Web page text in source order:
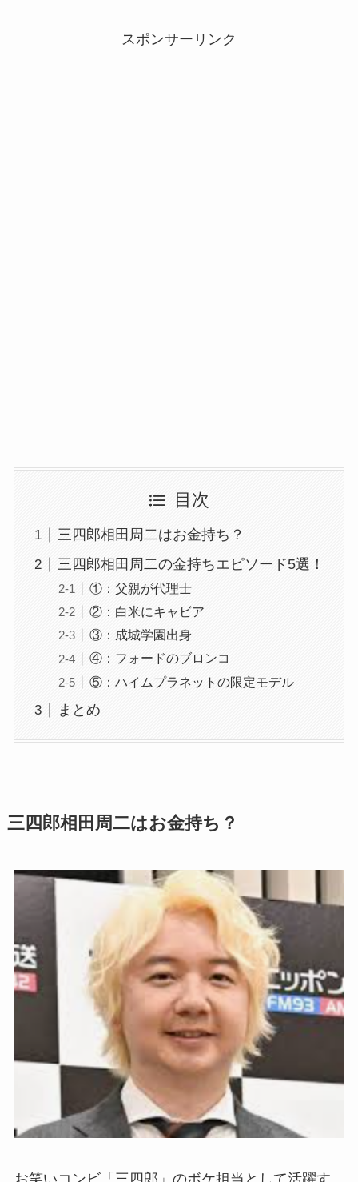
スポンサーリンク
目次
三四郎相田周二はお金持ち？
三四郎相田周二の金持ちエピソード5選！
①：父親が代理士
②：白米にキャビア
③：成城学園出身
④：フォードのブロンコ
⑤：ハイムプラネットの限定モデル
まとめ
三四郎相田周二はお金持ち？